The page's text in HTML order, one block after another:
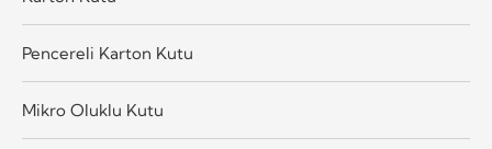
Pencereli Karton Kutu
Mikro Oluklu Kutu